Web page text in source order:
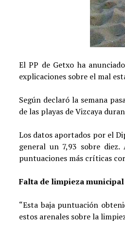
El PP de Getxo ha
explicaciones sobre el mal
Según declaró la semana
de las playas de Vizcaya
Los datos aportados por el
general un 7,93 sobre
puntuaciones más críticas
Falta de limpieza municipal
“Esta baja puntuación
estos arenales sobre la